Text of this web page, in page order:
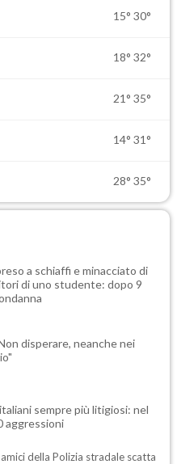
15° 30°
18° 32°
21° 35°
14° 31°
28° 35°
a schiaffi e minacciato di
di uno studente: dopo 9
disperare, neanche nei
sempre più litigiosi: nel
aggressioni
della Polizia stradale scatta